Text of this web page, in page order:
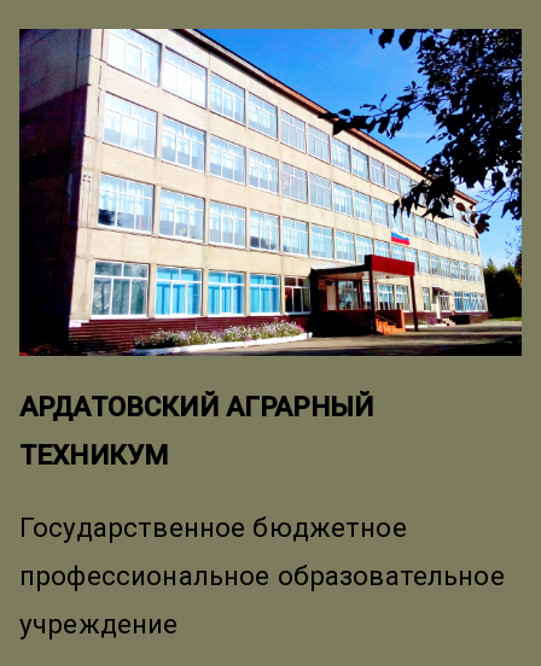
АРДАТОВСКИЙ АГРАРНЫЙ
ТЕХНИКУМ
Государственное бюджетное
профессиональное образовательное
учреждение